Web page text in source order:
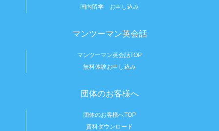
国内留学 お申し込み
マンツーマン英会話
マンツーマン英会話TOP
無料体験お申し込み
団体のお客様へ
団体のお客様へTOP
資料ダウンロード